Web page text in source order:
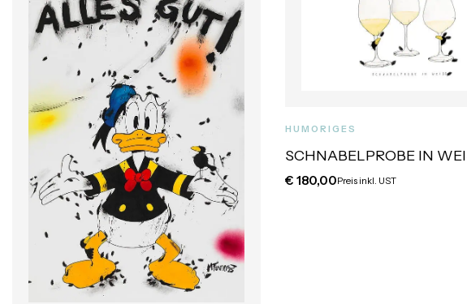
HUMORIGES
SCHNABELPROBE IN
€ 180,00Preis inkl. UST